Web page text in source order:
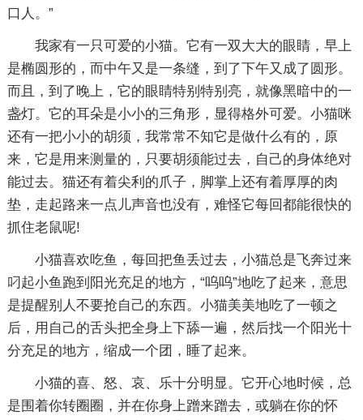
口人。”
我家有一只可爱的小猫。它有一双大大的眼睛，早上
是椭圆形的，而中午又是一条缝，到了下午又成了圆形。
而且，到了晚上，它的眼睛特别特别亮，就像黑暗中的一
盏灯。它的耳朵是小小的三角形，显得格外可爱。小猫咪
还有一把小小的胡须，我常常不知它是做什么有的，原
来，它是用来测量的，只要胡须能过去，自己的身体绝对
能过去。猫还有着尖利的爪子，脚掌上还有着厚厚的肉
垫，走起路来一点儿声音也没有，难怪它每回都能很快的
抓住老鼠呢!
小猫喜欢吃鱼，每回把鱼丢过去，小猫总是飞奔过来
叼起小鱼跑到阳光充足的地方，“呜呜”地吃了起来，意思
是提醒别人不要抢自己的东西。小猫美美地吃了一顿之
后，用自己的舌头把全身上下舔一遍，然后找一个阳光十
分充足的地方，缩成一个团，睡了起来。
小猫的喜、怒、哀、乐十分明显。它开心地时候，总
是围着你转圈圈，并在你身上蹭来蹭去，或躺在你的怀